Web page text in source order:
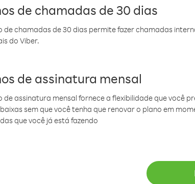
de chamadas de 30 dias
de chamadas de 30 dias permite fazer chamadas
do Viber.
de assinatura mensal
de assinatura mensal fornece a flexibilidade que você
sem que você tenha que renovar o plano em
que você já está fazendo